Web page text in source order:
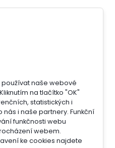
naše webové
na tlačítko "OK"
statistických i
i naše partnery. Funkční
funkčnosti webu
webem.
ke cookies najdete